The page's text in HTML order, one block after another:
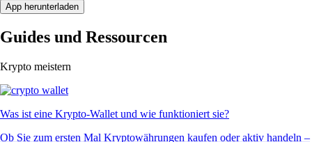
App herunterladen
Guides und Ressourcen
Krypto meistern
Was ist eine Krypto-Wallet und wie funktioniert sie?
Ob Sie zum ersten Mal Kryptowährungen kaufen oder aktiv handeln –